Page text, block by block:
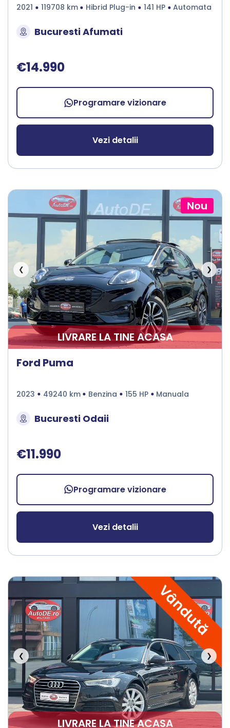
2021 119708 km Hibrid Plug-in 141 HP Automata
Bucuresti Afumati
€14.990
Programare vizionare
Vezi detalii
Nou
❮ ❯
LIVRARE LA TINE ACASA
Ford Puma
2023 49240 km Benzina 155 HP Manuala
Bucuresti Odaii
€11.990
Programare vizionare
Vezi detalii
Vândută
❮ ❯
LIVRARE LA TINE ACASA